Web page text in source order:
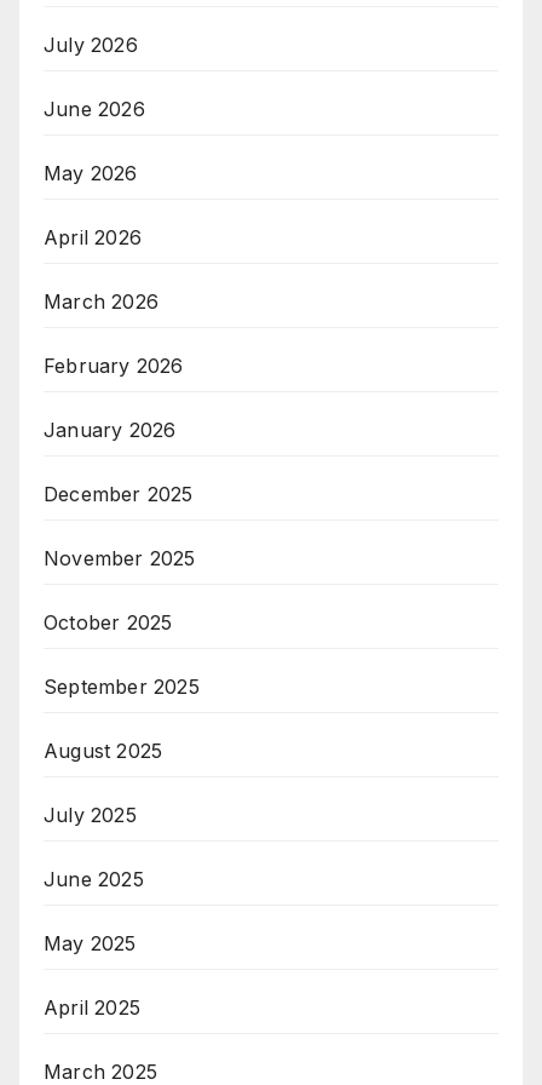
July 2026
June 2026
May 2026
April 2026
March 2026
February 2026
January 2026
December 2025
November 2025
October 2025
September 2025
August 2025
July 2025
June 2025
May 2025
April 2025
March 2025